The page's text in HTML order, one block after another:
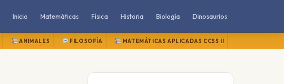
Inicio Matemáticas Física Historia Biología Dinosaurios
ANIMALES FILOSOFÍA MATEMÁTICAS APLICADAS CCSS II